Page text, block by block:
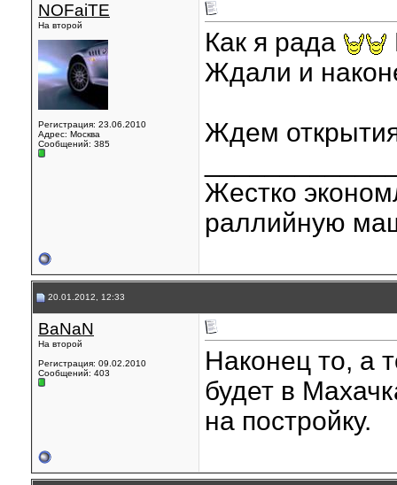
NOFaiTE
На второй
Регистрация: 23.06.2010
Адрес: Москва
Сообщений: 385
Как я рада
Ждали и
Ждем
Жестко
раллийную
20.01.2012, 12:33
BaNaN
На второй
Регистрация: 09.02.2010
Сообщений: 403
Наконец то, а
будет в
на постройку.